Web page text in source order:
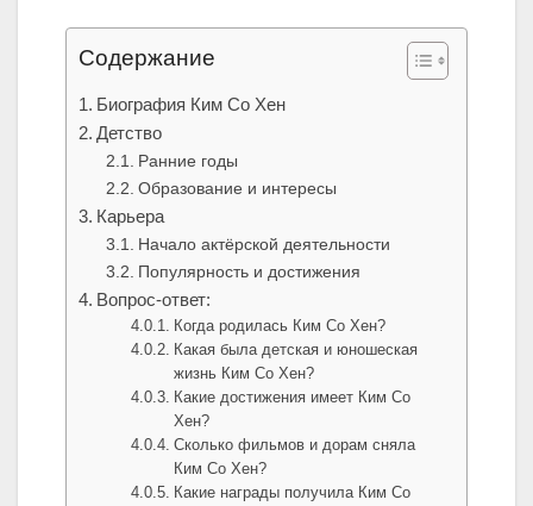
Содержание
Биография Ким Со Хен
Детство
Ранние годы
Образование и интересы
Карьера
Начало актёрской деятельности
Популярность и достижения
Вопрос-ответ:
Когда родилась Ким Со Хен?
Какая была детская и юношеская
жизнь Ким Со Хен?
Какие достижения имеет Ким Со
Хен?
Сколько фильмов и дорам сняла
Ким Со Хен?
Какие награды получила Ким Со